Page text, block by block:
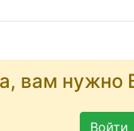
вам нужно
Войти